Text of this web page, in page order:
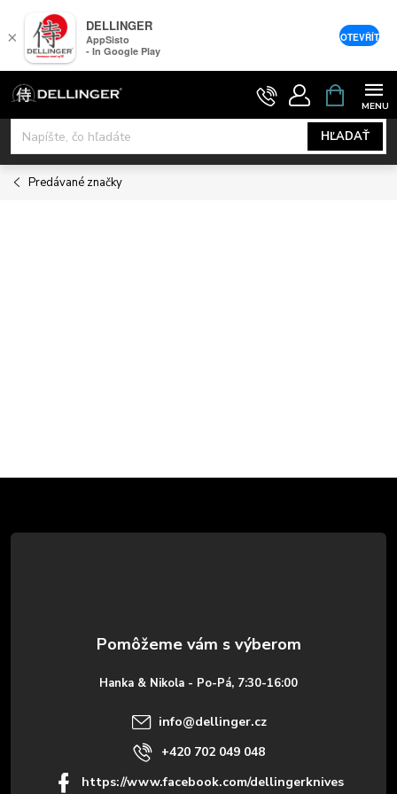
Prejsť
na
obsah
HĽADAŤ
NÁKUPNÝ
KOŠÍK
Predávané značky
á
Hanka & Nikola - Po-Pá, 7:30-16:00
info@dellinger.cz
+420 702 049 048
https://www.facebook.com/dellingerknives
×
DELLINGER
AppSisto
- In Google Play
OTEVŘÍT